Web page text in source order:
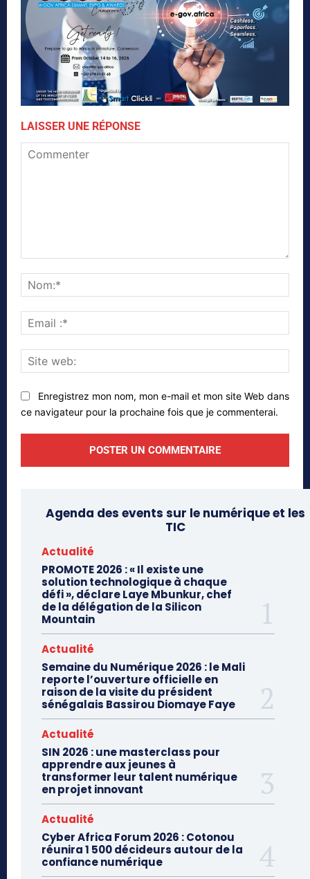
LAISSER UNE RÉPONSE
:*
web:
Enregistrez mon nom, mon e-mail et mon site Web dans
ce navigateur pour la prochaine fois que je commenterai.
Agenda des events sur le numérique et les
TIC
Actualité
PROMOTE 2026 : « Il existe une
solution technologique à chaque
défi », déclare Laye Mbunkur, chef
de la délégation de la Silicon
Mountain
Actualité
Semaine du Numérique 2026 : le Mali
reporte l’ouverture officielle en
raison de la visite du président
sénégalais Bassirou Diomaye Faye
Actualité
SIN 2026 : une masterclass pour
apprendre aux jeunes à
transformer leur talent numérique
en projet innovant
Actualité
Cyber Africa Forum 2026 : Cotonou
réunira 1 500 décideurs autour de la
confiance numérique